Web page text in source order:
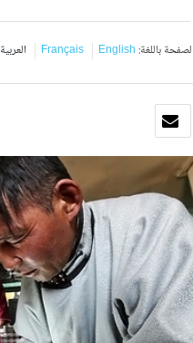
باللغة:English
Français العربية